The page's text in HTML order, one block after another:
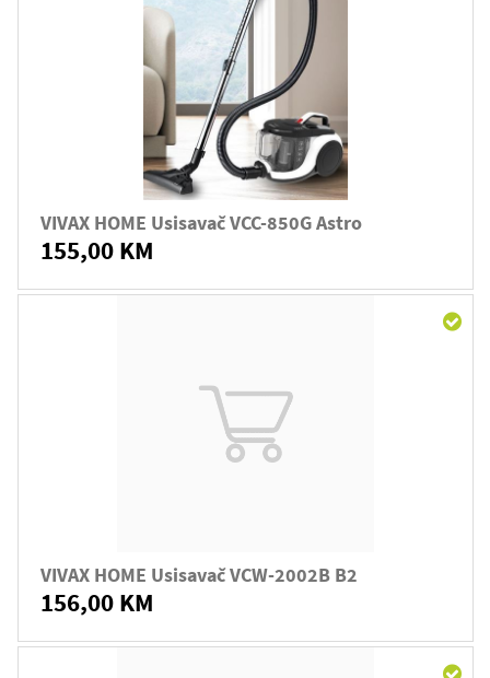
VIVAX HOME Usisavač VCC-850G Astro
155,00 KM
VIVAX HOME Usisavač VCW-2002B B2
156,00 KM